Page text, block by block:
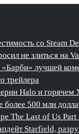
со Steam
не злиться на
лучшей
трейлера
Halo и горячем
500 млн
The Last of Us Part
Starfield,